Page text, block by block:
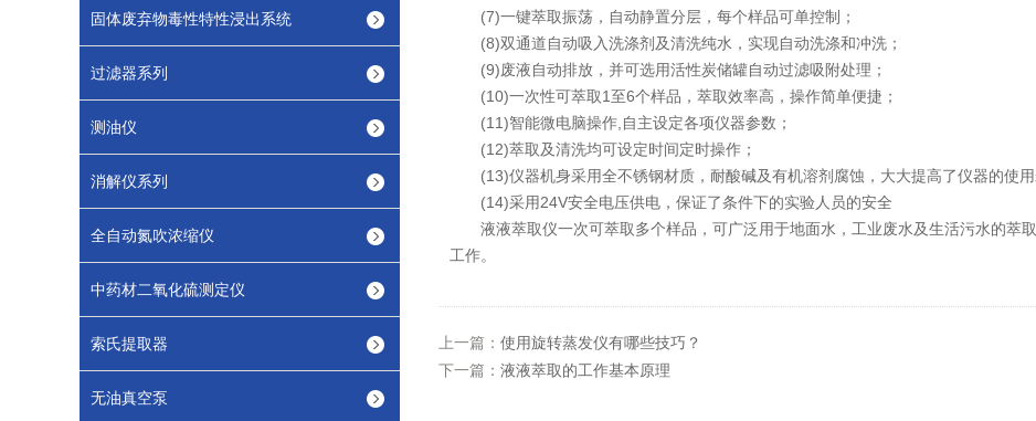
固体废弃物毒性特性浸出系统
过滤器系列
测油仪
消解仪系列
全自动氮吹浓缩仪
中药材二氧化硫测定仪
索氏提取器
无油真空泵
(7)一键萃取振荡，自动静置分层，每个样品可单控制；
(8)双通道自动吸入洗涤剂及清洗纯水，实现自动洗涤和冲洗；
(9)废液自动排放，并可选用活性炭储罐自动过滤吸附处理；
(10)一次性可萃取1至6个样品，萃取效率高，操作简单便捷；
(11)智能微电脑操作,自主设定各项仪器参数；
(12)萃取及清洗均可设定时间定时操作；
(13)仪器机身采用全不锈钢材质，耐酸碱及有机溶剂腐蚀，大大提高了仪器的使用
(14)采用24V安全电压供电，保证了条件下的实验人员的安全
液液萃取仪一次可萃取多个样品，可广泛用于地面水，工业废水及生活污水的萃
工作。
上一篇： 使用旋转蒸发仪有哪些技巧？
下一篇： 液液萃取的工作基本原理